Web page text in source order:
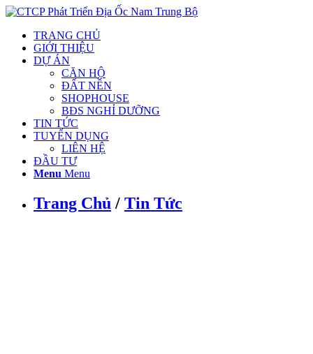
TRANG CHỦ
GIỚI THIỆU
DỰ ÁN
CĂN HỘ
ĐẤT NỀN
SHOPHOUSE
BĐS NGHỈ DƯỠNG
TIN TỨC
TUYỂN DỤNG
LIÊN HỆ
ĐẦU TƯ
Menu Menu
Trang Chủ / Tin Tức